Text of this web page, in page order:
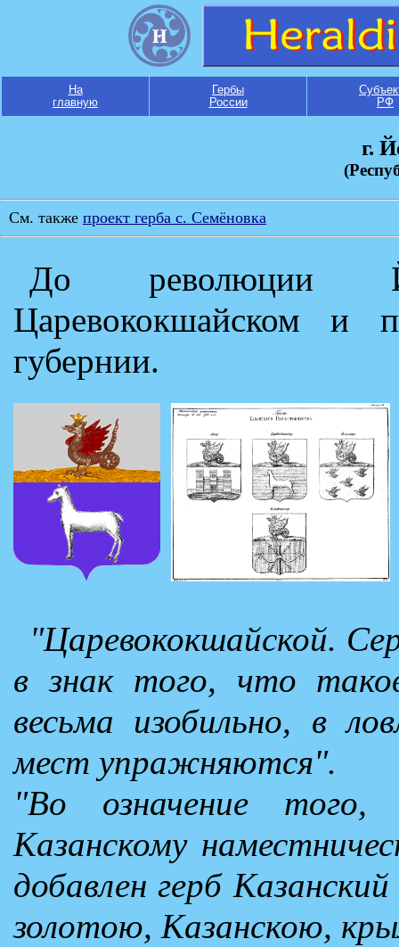
На
главную
Гербы
России
РФ
г.
См. также проект герба с. Семёновка
До революции
Царевококшайском и
губернии.
"Царевококшайской.
в знак того, что
весьма изобильно, в
мест упражняются".
"Во означение
Казанскому
добавлен герб
золотою, Казанскою,